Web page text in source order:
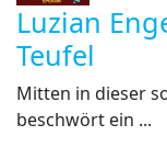
Luzian
Teufel
Mitten in dieser
beschwört ein ...